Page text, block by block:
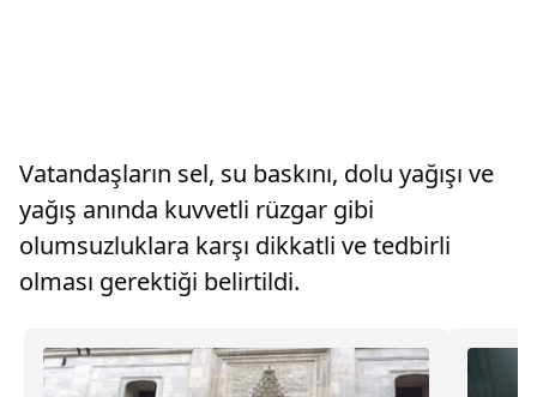
Vatandaşların sel, su baskını, dolu yağışı ve
yağış anında kuvvetli rüzgar gibi
olumsuzluklara karşı dikkatli ve tedbirli
olması gerektiği belirtildi.